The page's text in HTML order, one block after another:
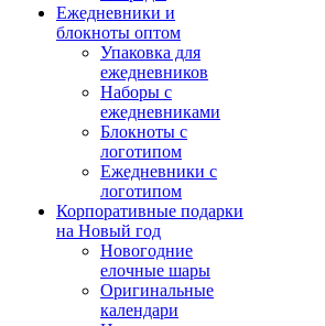
Ежедневники и
блокноты оптом
Упаковка для
ежедневников
Наборы с
ежедневниками
Блокноты с
логотипом
Ежедневники с
логотипом
Корпоративные подарки
на Новый год
Новогодние
елочные шары
Оригинальные
календари